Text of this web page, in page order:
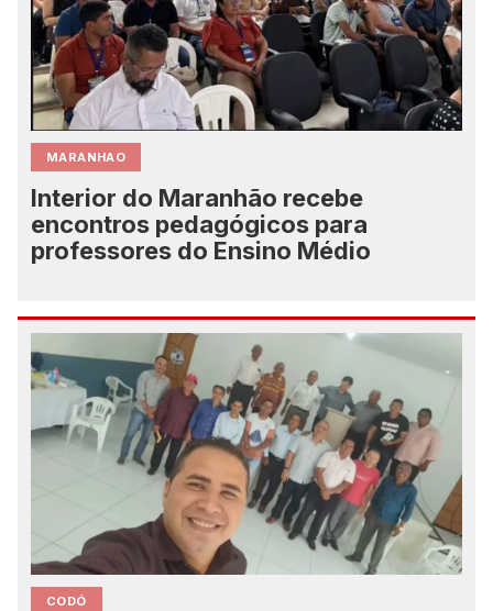
MARANHAO
Interior do Maranhão recebe
encontros pedagógicos para
professores do Ensino Médio
CODÓ